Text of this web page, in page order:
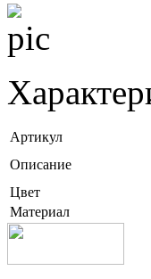
Артикул
Описание
Цвет
Материал